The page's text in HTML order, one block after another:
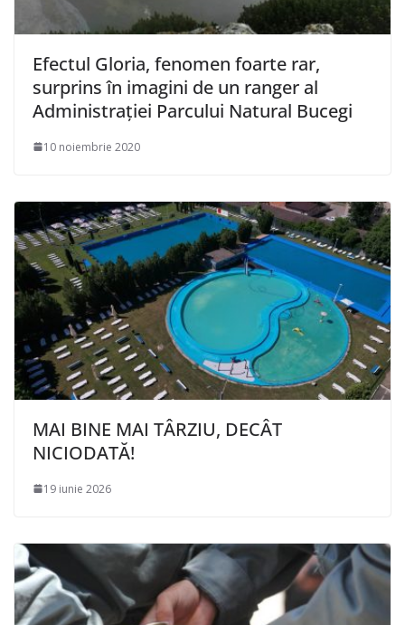
Efectul Gloria, fenomen foarte rar,
surprins în imagini de un ranger al
Administraţiei Parcului Natural Bucegi
10 noiembrie 2020
MAI BINE MAI TÂRZIU, DECÂT
NICIODATĂ!
19 iunie 2026